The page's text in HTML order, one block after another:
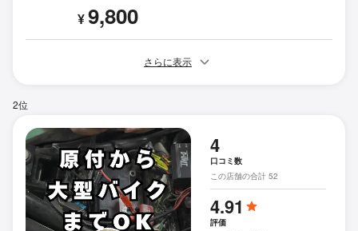
¥9,800
さらに表示
2位
4
口コミ数
この店舗の合計 52
4.91
評価